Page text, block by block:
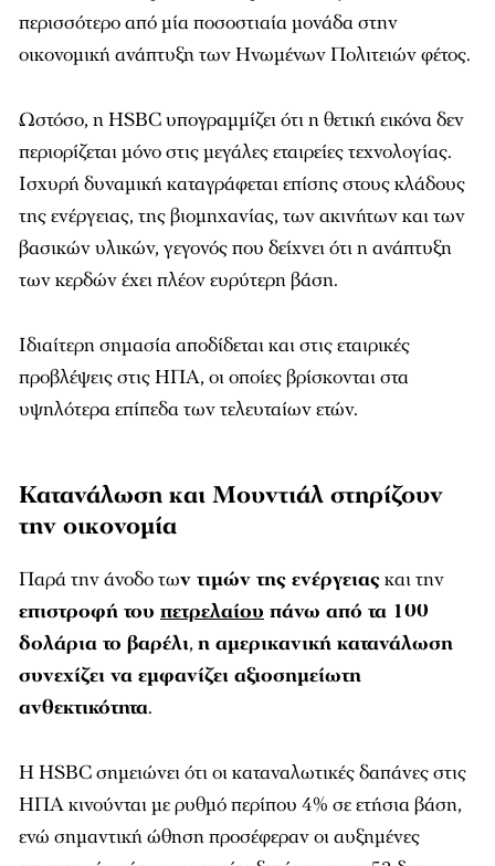
περισσότερο από μία ποσοστιαία μονάδα στην
οικονομική ανάπτυξη των Ηνωμένων Πολιτειών φέτος.
Ωστόσο, η HSBC υπογραμμίζει ότι η θετική εικόνα δεν
περιορίζεται μόνο στις μεγάλες εταιρείες τεχνολογίας.
Ισχυρή δυναμική καταγράφεται επίσης στους κλάδους
της ενέργειας, της βιομηχανίας, των ακινήτων και των
βασικών υλικών, γεγονός που δείχνει ότι η ανάπτυξη
των κερδών έχει πλέον ευρύτερη βάση.
Ιδιαίτερη σημασία αποδίδεται και στις εταιρικές
προβλέψεις στις ΗΠΑ, οι οποίες βρίσκονται στα
υψηλότερα επίπεδα των τελευταίων ετών.
Κατανάλωση και Μουντιάλ στηρίζουν
την οικονομία
Παρά την άνοδο των τιμών της ενέργειαςκαι την
επιστροφή του πετρελαίου πάνω από τα 100
δολάρια το βαρέλι, η αμερικανική κατανάλωση
συνεχίζει να εμφανίζει αξιοσημείωτη
ανθεκτικότητα.
Η HSBC σημειώνει ότι οι καταναλωτικές δαπάνες στις
ΗΠΑ κινούνται με ρυθμό περίπου 4% σε ετήσια βάση,
ενώ σημαντική ώθηση προσέφεραν οι αυξημένες